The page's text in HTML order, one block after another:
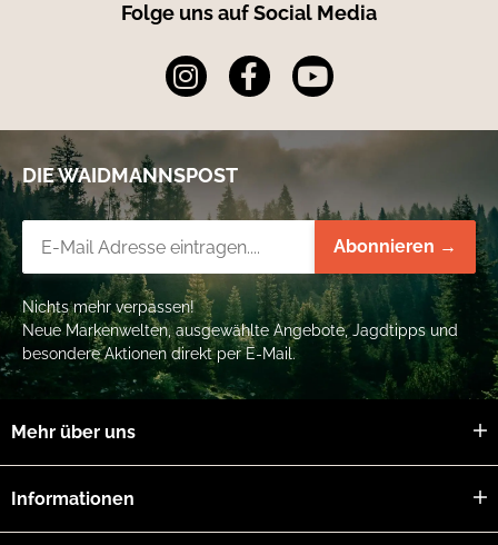
Folge uns auf Social Media
DIE WAIDMANNSPOST
Abonnieren →
Nichts mehr verpassen!
Neue Markenwelten, ausgewählte Angebote, Jagdtipps und
besondere Aktionen direkt per E-Mail.
Mehr über uns
Informationen